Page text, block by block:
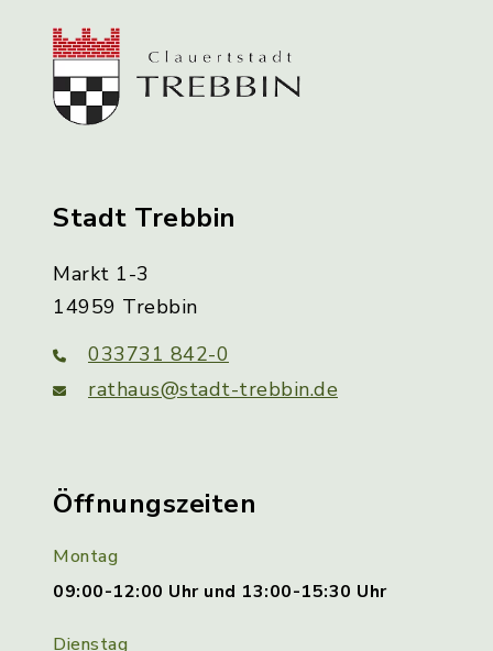
Stadt Trebbin
Markt 1-3
14959 Trebbin
033731 842-0
rathaus@stadt-trebbin.de
Öffnungszeiten
Montag
09:00-12:00 Uhr und 13:00-15:30 Uhr
Dienstag